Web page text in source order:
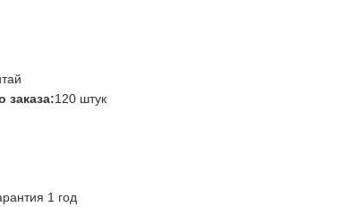
заказа:120 штук
1 год